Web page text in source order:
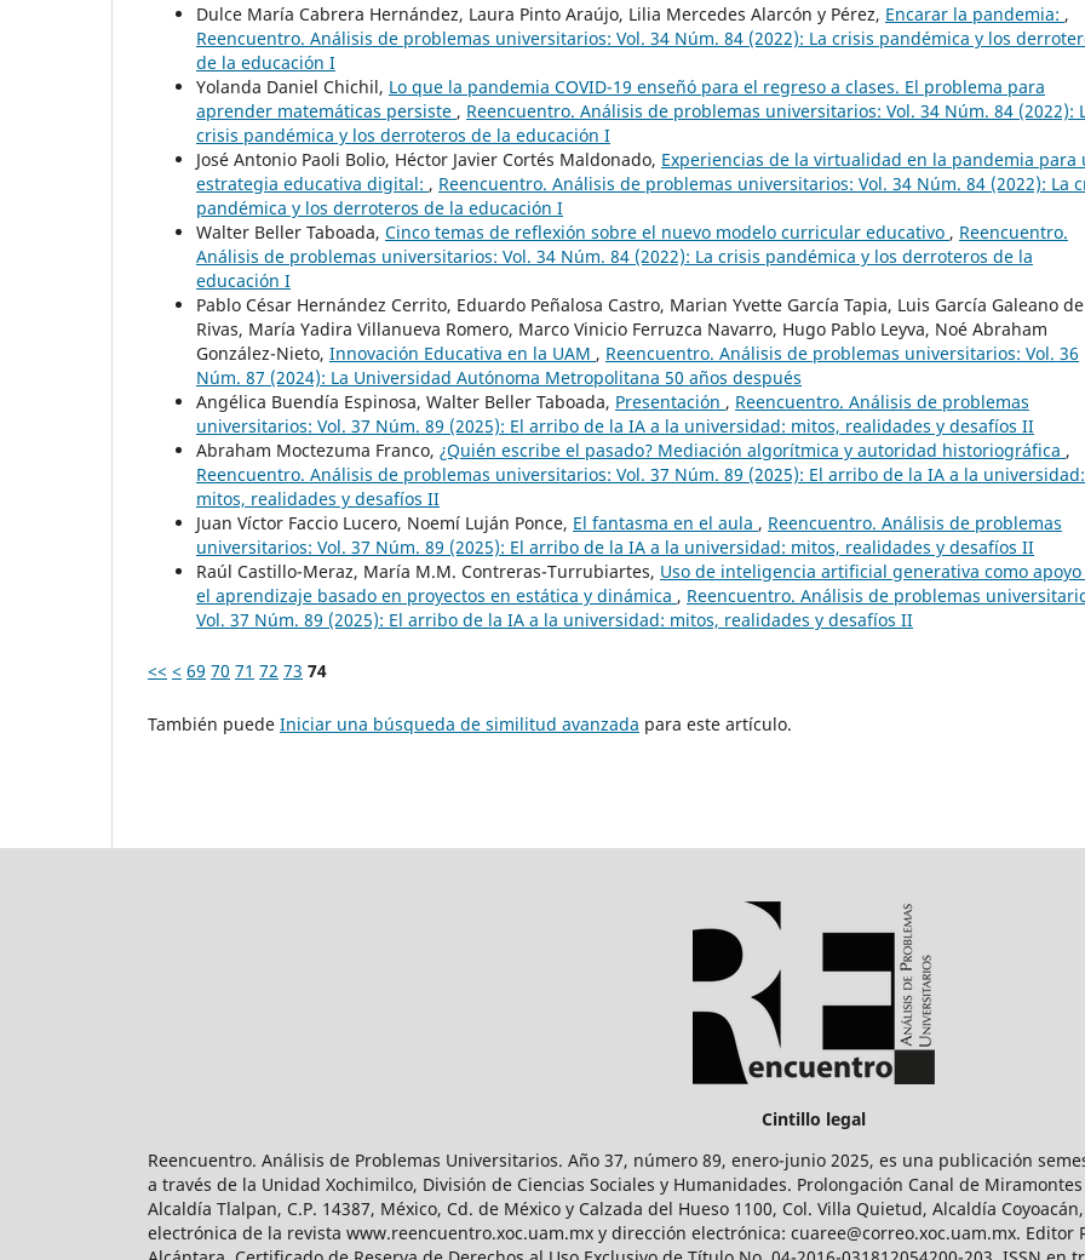
Dulce María Cabrera Hernández, Laura Pinto Araújo, Lilia Mercedes Alarcón y Pérez, Encarar la pandemia: ,
Reencuentro. Análisis de problemas universitarios: Vol. 34 Núm. 84 (2022): La crisis pandémica y los
de la educación I
Yolanda Daniel Chichil, Lo que la pandemia COVID-19 enseñó para el regreso a clases. El problema para
aprender matemáticas persiste , Reencuentro. Análisis de problemas universitarios: Vol. 34 Núm. 84 (2022):
crisis pandémica y los derroteros de la educación I
José Antonio Paoli Bolio, Héctor Javier Cortés Maldonado, Experiencias de la virtualidad en la pandemia para
estrategia educativa digital: , Reencuentro. Análisis de problemas universitarios: Vol. 34 Núm. 84 (2022): La
pandémica y los derroteros de la educación I
Walter Beller Taboada, Cinco temas de reflexión sobre el nuevo modelo curricular educativo , Reencuentro.
Análisis de problemas universitarios: Vol. 34 Núm. 84 (2022): La crisis pandémica y los derroteros de la
educación I
Pablo César Hernández Cerrito, Eduardo Peñalosa Castro, Marian Yvette García Tapia, Luis García Galeano de
Rivas, María Yadira Villanueva Romero, Marco Vinicio Ferruzca Navarro, Hugo Pablo Leyva, Noé Abraham
González-Nieto, Innovación Educativa en la UAM , Reencuentro. Análisis de problemas universitarios: Vol. 36
Núm. 87 (2024): La Universidad Autónoma Metropolitana 50 años después
Angélica Buendía Espinosa, Walter Beller Taboada, Presentación , Reencuentro. Análisis de problemas
universitarios: Vol. 37 Núm. 89 (2025): El arribo de la IA a la universidad: mitos, realidades y desafíos II
Abraham Moctezuma Franco, ¿Quién escribe el pasado? Mediación algorítmica y autoridad historiográfica ,
Reencuentro. Análisis de problemas universitarios: Vol. 37 Núm. 89 (2025): El arribo de la IA a la universidad:
mitos, realidades y desafíos II
Juan Víctor Faccio Lucero, Noemí Luján Ponce, El fantasma en el aula , Reencuentro. Análisis de problemas
universitarios: Vol. 37 Núm. 89 (2025): El arribo de la IA a la universidad: mitos, realidades y desafíos II
Raúl Castillo-Meraz, María M.M. Contreras-Turrubiartes, Uso de inteligencia artificial generativa como apoyo
el aprendizaje basado en proyectos en estática y dinámica , Reencuentro. Análisis de problemas
Vol. 37 Núm. 89 (2025): El arribo de la IA a la universidad: mitos, realidades y desafíos II
<< < 69 70 71 72 73 74
También puede Iniciar una búsqueda de similitud avanzada para este artículo.
Cintillo legal
Reencuentro. Análisis de Problemas Universitarios. Año 37, número 89, enero-junio 2025, es una publicación
a través de la Unidad Xochimilco, División de Ciencias Sociales y Humanidades. Prolongación Canal de Miramontes
Alcaldía Tlalpan, C.P. 14387, México, Cd. de México y Calzada del Hueso 1100, Col. Villa Quietud, Alcaldía
electrónica de la revista www.reencuentro.xoc.uam.mx y dirección electrónica: cuaree@correo.xoc.uam.mx. Editor